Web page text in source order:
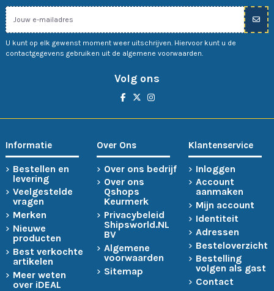
U kunt op elk gewenst moment weer uitschrijven. Hiervoor kunt u de
contactgegevens gebruiken uit de algemene voorwaarden.
Volg ons
Informatie
Bestellen en
levering
Veelgestelde
vragen
Merken
Nieuwe
producten
Best verkochte
artikelen
Meer weten
over iDEAL
Over Ons
Over ons bedrijf
Over ons
Qshops
Keurmerk
Privacybeleid
Shipsworld.NL
BV
Algemene
voorwaarden
Sitemap
Klantenservice
Inloggen
Account
aanmaken
Mijn account
Identiteit
Adressen
Besteloverzicht
Bestelling
volgen als gast
Contact